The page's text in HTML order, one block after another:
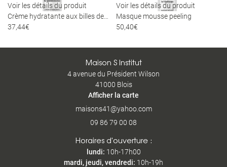
Contact
RENDEZ-VOUS EN
Voir les détails du produit
37,44€
Voir les détails du produit
Masque mousse peeling
50,40€
Maison S Institut
4 avenue du Président Wilson
41000 Blois
Afficher la carte
09 86 79 00 08
Horaires d'ouverture :
lundi: 10h-17h00
mardi, jeudi, vendredi: 10h-19h